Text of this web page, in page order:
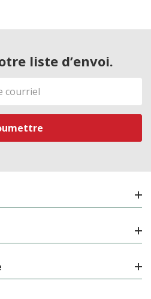
liste d’envoi.